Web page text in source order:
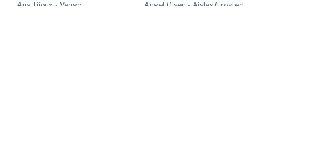
Ana Tijoux - Vengo
Angel Olsen - Aisles (Frosted